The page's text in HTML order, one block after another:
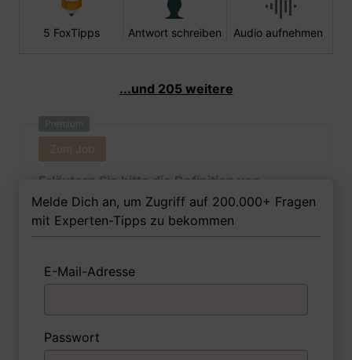
5 FoxTipps Antwort schreiben Audio aufnehmen
...und 205 weitere
Premium
Zum Job
Erläutern Sie bitte die Definition von
Fixkosten und geben Sie ein paar Beispiele.
1 Beispiel Antwort schreiben
Zum Job
Melde Dich an, um Zugriff auf 200.000+ Fragen
mit Experten-Tipps zu bekommen
E-Mail-Adresse
Passwort